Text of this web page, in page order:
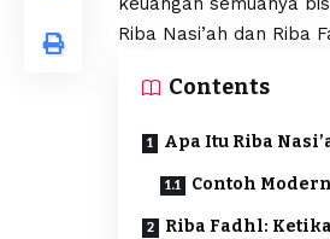
Riba Nasi’ah dan Riba
Contents
Apa Itu Riba
Contoh
Riba Fadhl: